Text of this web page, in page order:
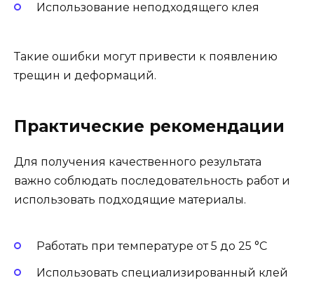
Использование неподходящего клея
Такие ошибки могут привести к появлению
трещин и деформаций.
Практические рекомендации
Для получения качественного результата
важно соблюдать последовательность работ и
использовать подходящие материалы.
Работать при температуре от 5 до 25 °C
Использовать специализированный клей